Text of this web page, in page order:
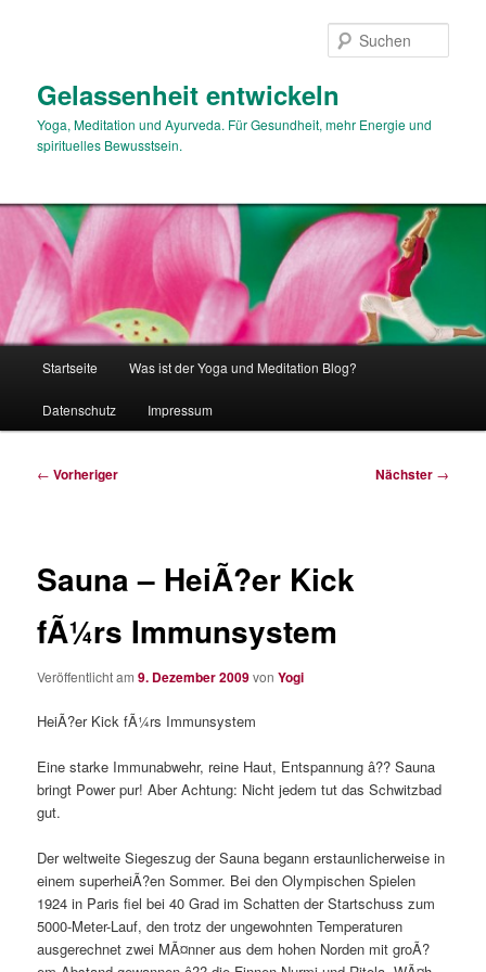
Gelassenheit entwickeln
Yoga, Meditation und Ayurveda. Für Gesundheit, mehr Energie und
spirituelles Bewusstsein.
Startseite Was ist der Yoga und Meditation Blog?
Datenschutz Impressum
Beitragsnavigation
← Vorheriger Nächster →
Sauna – HeiÃ?er Kick
fÃ¼rs Immunsystem
Veröffentlicht am9. Dezember 2009vonYogi
HeiÃ?er Kick fÃ¼rs Immunsystem
Eine starke Immunabwehr, reine Haut, Entspannung â?? Sauna
bringt Power pur! Aber Achtung: Nicht jedem tut das Schwitzbad
gut.
Der weltweite Siegeszug der Sauna begann erstaunlicherweise in
einem superheiÃ?en Sommer. Bei den Olympischen Spielen
1924 in Paris fiel bei 40 Grad im Schatten der Startschuss zum
5000-Meter-Lauf, den trotz der ungewohnten Temperaturen
ausgerechnet zwei MÃ¤nner aus dem hohen Norden mit groÃ?